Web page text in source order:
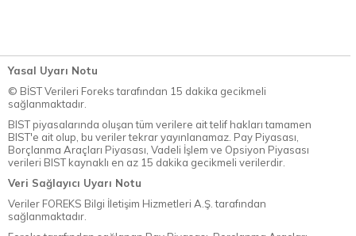
Yasal Uyarı Notu
© BİST Verileri Foreks tarafından 15 dakika gecikmeli
sağlanmaktadır.
BIST piyasalarında oluşan tüm verilere ait telif hakları tamamen
BIST'e ait olup, bu veriler tekrar yayınlanamaz. Pay Piyasası,
Borçlanma Araçları Piyasası, Vadeli İşlem ve Opsiyon Piyasası
verileri BIST kaynaklı en az 15 dakika gecikmeli verilerdir.
Veri Sağlayıcı Uyarı Notu
Veriler FOREKS Bilgi İletişim Hizmetleri A.Ş. tarafından
sağlanmaktadır.